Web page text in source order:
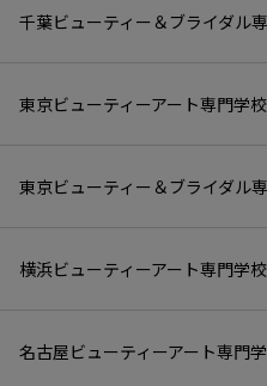
千葉ビューティー＆ブライダル
東京ビューティーアート専門学校
東京ビューティー＆ブライダル
横浜ビューティーアート専門学校
名古屋ビューティーアート専門